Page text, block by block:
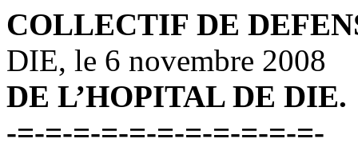
COLLECTIF DE
DIE, le 6 novembre 2008
DE L’HOPITAL DE DIE.
-=-=-=-=-=-=-=-=-=-=-=-